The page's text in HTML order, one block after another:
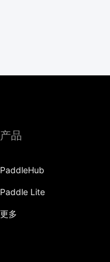
产品
PaddleHub
Paddle Lite
更多